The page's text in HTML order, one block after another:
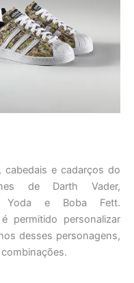
cabedais e cadarços do
de Darth Vader,
Yoda e Boba Fett.
permitido personalizar
desses personagens,